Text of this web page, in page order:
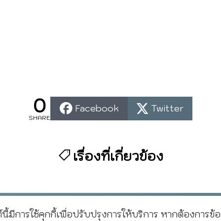
0
SHARE
Facebook Twitter
เรื่องที่เกี่ยวข้อง
นี้มีการใช้คุกกี้เพื่อปรับปรุงการให้บริการ หากต้องการข้